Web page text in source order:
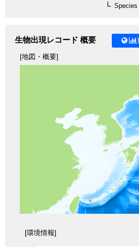
Species
生物出現レコード 概要
[地図・概要]
[環境情報]